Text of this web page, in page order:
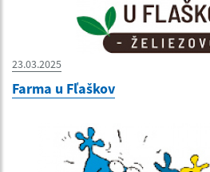
23.03.2025
Farma u Fľaškov